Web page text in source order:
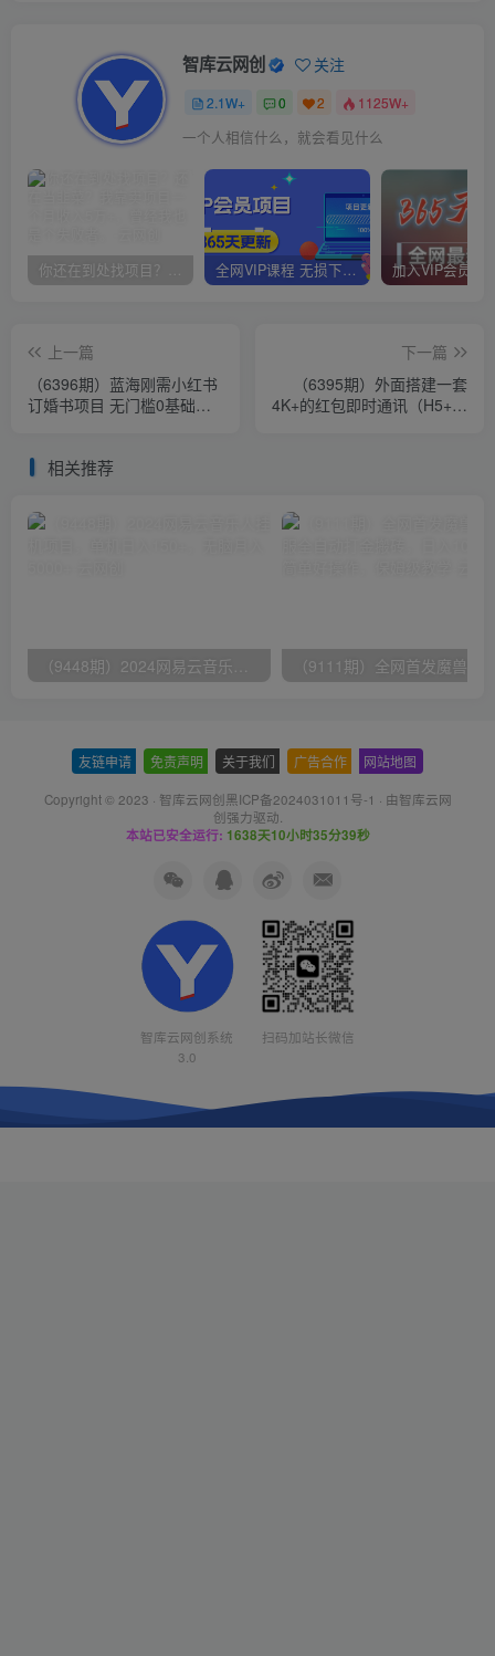
智库云网创 关注
2.1W+ 0 2 1125W+
一个人相信什么，就会看见什么
你还在到处找项目？还在当韭菜？我靠卖项目一个月收入5万+，曾经我也是个失败者。 全网VIP课程 无损下载~
上一篇
（6396期）蓝海刚需小红书
订婚书项目 无门槛0基础即
下一篇
（6395期）外面搭建一套
4K+的红包即时通讯（H5+安
相关推荐
友链申请 免责声明 关于我们 广告合作 网站地图
Copyright © 2023 · 智库云网创黑ICP备2024031011号-1 · 由智库云网
创强力驱动.
本站已安全运行: 1638天10小时35分40秒
智库云网创系统
3.0
扫码加站长微信